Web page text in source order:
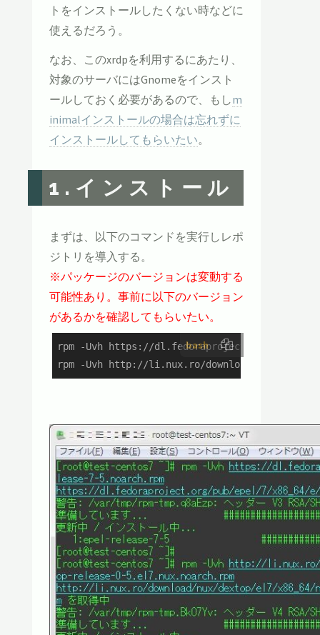
トをインストールしたくない時などに
使えるだろう。
なお、このxrdpを利用するにあたり、
対象のサーバにはGnomeをインスト
ールしておく必要があるので、もしm
inimalインストールの場合は忘れずに
インストールしてもらいたい。
1.インストール
まずは、以下のコマンドを実行しレポ
ジトリを導入する。
※パッケージのバージョンは変動する
可能性あり。事前に以下のバージョン
があるかを確認してもらいたい。
bash
rpm -Uvh https://dl.fedoraproject.org/pub/
rpm -Uvh http://li.nux.ro/download/nux/